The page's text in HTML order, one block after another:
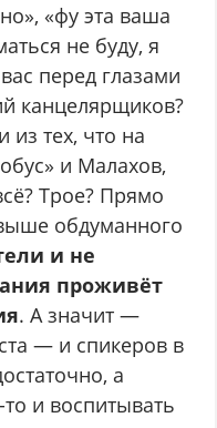
«фу эта ваша
не буду, я
перед глазами
канцелярщиков?
из тех, что на
и Малахов,
Трое? Прямо
обдуманного
и не
проживёт
. А значит —
— и спикеров в
а
и воспитывать